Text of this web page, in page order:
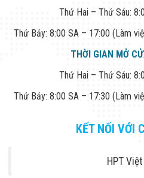
Thứ Hai – Thứ Sáu:
Thứ Bảy: 8:00 SA – 17:00 (Làm
THỜI GIAN MỞ
Thứ Hai – Thứ Sáu:
Thứ Bảy: 8:00 SA – 17:30 (Làm
KẾT NỐI VỚI
HPT